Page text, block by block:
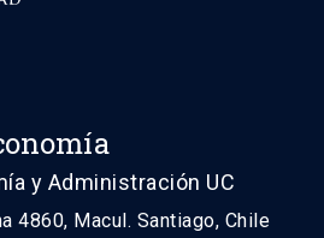
y Administración UC
4860, Macul. Santiago, Chile